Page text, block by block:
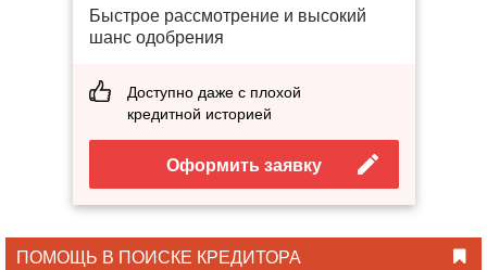
Быстрое рассмотрение и высокий
шанс одобрения
Доступно даже с плохой
кредитной историей
Оформить заявку
ПОМОЩЬ В ПОИСКЕ КРЕДИТОРА